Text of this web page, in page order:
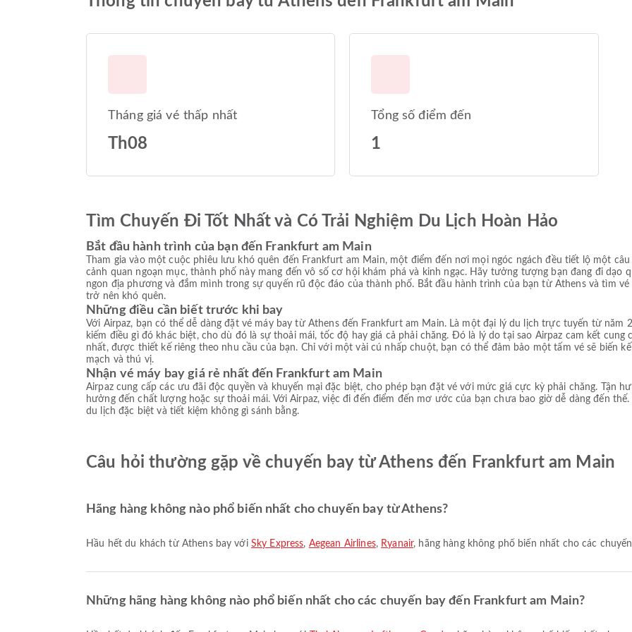
Tháng giá vé thấp nhất
Th08
Tổng số điểm đến
1
Tìm Chuyến Đi Tốt Nhất và Có Trải Nghiệm Du Lịch Hoàn Hảo
Bắt đầu hành trình của bạn đến Frankfurt am Main
Tham gia vào một cuộc phiêu lưu khó quên đến Frankfurt am Main, một điểm đến nơi mọi ngóc ngách đều tiết lộ một
cảnh quan ngoạn mục, thành phố này mang đến vô số cơ hội khám phá và kinh ngạc. Hãy tưởng tượng bạn đang đi dạo
ngon địa phương và đắm mình trong sự quyến rũ độc đáo của thành phố. Bắt đầu hành trình của bạn từ Athens và tìm
trở nên khó quên.
Những điều cần biết trước khi bay
Với Airpaz, bạn có thể dễ dàng đặt vé máy bay từ Athens đến Frankfurt am Main. Là một đại lý du lịch trực tuyến từ năm
kiếm điều gì đó khác biệt, cho dù đó là sự thoải mái, tốc độ hay giá cả phải chăng. Đó là lý do tại sao Airpaz cam kết
nhất, được thiết kế riêng theo nhu cầu của bạn. Chỉ với một vài cú nhấp chuột, bạn có thể đảm bảo một tấm vé sẽ biến
mạch và thú vị.
Nhận vé máy bay giá rẻ nhất đến Frankfurt am Main
Airpaz cung cấp các ưu đãi độc quyền và khuyến mại đặc biệt, cho phép bạn đặt vé với mức giá cực kỳ phải chăng. Tận
hưởng đến chất lượng hoặc sự thoải mái. Với Airpaz, việc đi đến điểm đến mơ ước của bạn chưa bao giờ dễ dàng đến
du lịch đặc biệt và tiết kiệm không gì sánh bằng.
Câu hỏi thường gặp về chuyến bay từ Athens đến Frankfurt am Main
Hãng hàng không nào phổ biến nhất cho chuyến bay từ Athens?
Hầu hết du khách từ Athens bay với Sky Express, Aegean Airlines, Ryanair, hãng hàng không phổ biến nhất cho các
Những hãng hàng không nào phổ biến nhất cho các chuyến bay đến Frankfurt am Main?